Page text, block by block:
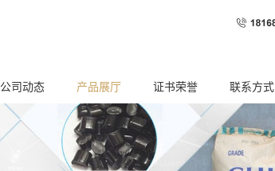
公司动态 产品展厅 证书荣誉 联系方式